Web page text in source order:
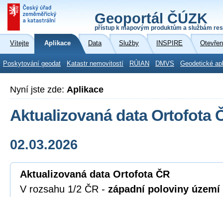
Geoportál ČÚZK
přístup k mapovým produktům a službám
Vítejte Aplikace Data Služby INSPIRE
Poskytování geodat Katastr nemovitostí RÚIAN DMVS Geodetické
Nyní jste zde: Aplikace
Aktualizovaná data Ortofota
02.03.2026
Aktualizovaná data Ortofota ČR
V rozsahu 1/2 ČR - západní poloviny území